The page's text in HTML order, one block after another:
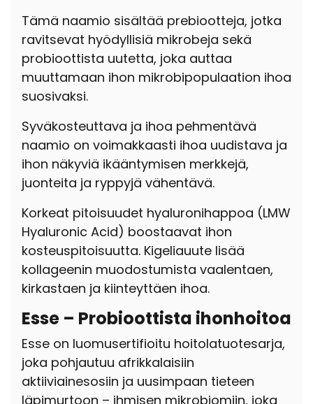
Tämä naamio sisältää prebiootteja, jotka
ravitsevat hyödyllisiä mikrobeja sekä
probioottista uutetta, joka auttaa
muuttamaan ihon mikrobipopulaation ihoa
suosivaksi.
Syväkosteuttava ja ihoa pehmentävä
naamio on voimakkaasti ihoa uudistava ja
ihon näkyviä ikääntymisen merkkejä,
juonteita ja ryppyjä vähentävä.
Korkeat pitoisuudet hyaluronihappoa (LMW
Hyaluronic Acid) boostaavat ihon
kosteuspitoisuutta. Kigeliauute lisää
kollageenin muodostumista vaalentaen,
kirkastaen ja kiinteyttäen ihoa.
Esse – Probioottista ihonhoitoa
Esse on luomusertifioitu hoitolatuotesarja,
joka pohjautuu afrikkalaisiin
aktiiviainesosiin ja uusimpaan tieteen
läpimurtoon – ihmisen mikrobiomiin, joka